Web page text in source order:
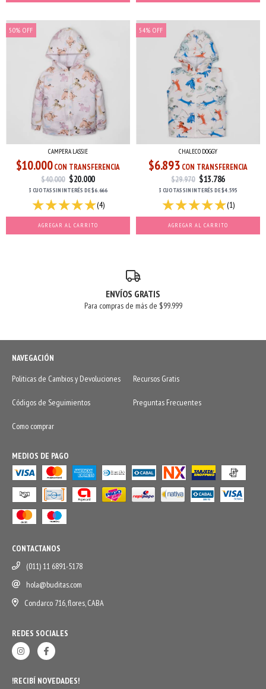
50% OFF
CAMPERA LASSIE
$10.000 CON TRANSFERENCIA
$40.000 $20.000
3 CUOTASSIN INTERÉS DE$6.666
(4)
AGREGAR AL CARRITO
54% OFF
CHALECO DOGGY
$6.893 CON TRANSFERENCIA
$29.970 $13.786
3 CUOTASSIN INTERÉS DE$4.595
(1)
AGREGAR AL CARRITO
ENVÍOS GRATIS
Para compras de más de $99.999
NAVEGACIÓN
Politicas de Cambios y Devoluciones
Recursos Gratis
Códigos de Seguimientos Preguntas Frecuentes
Como comprar
MEDIOS DE PAGO
CONTACTANOS
(011) 11 6891-5178
hola@buditas.com
Condarco 716, flores, CABA
REDES SOCIALES
!RECIBÍ NOVEDADES!